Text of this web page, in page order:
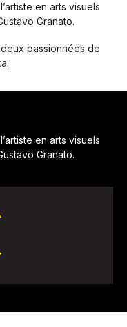
en arts visuels
Granato.
passionnées de
en arts visuels
Granato.